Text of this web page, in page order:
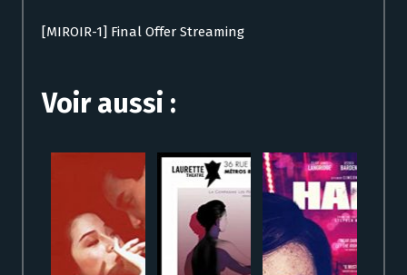
[MIROIR-1] Final Offer Streaming
Voir aussi :